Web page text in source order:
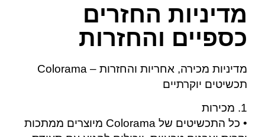
מדיניות החזרים
כספיים והחזרות
מדיניות מכירה, אחריות והחזרות – Colorama
תכשיטים יוקרתיים
1. מכירות
• כל התכשיטים של Colorama מיוצרים ממתכות